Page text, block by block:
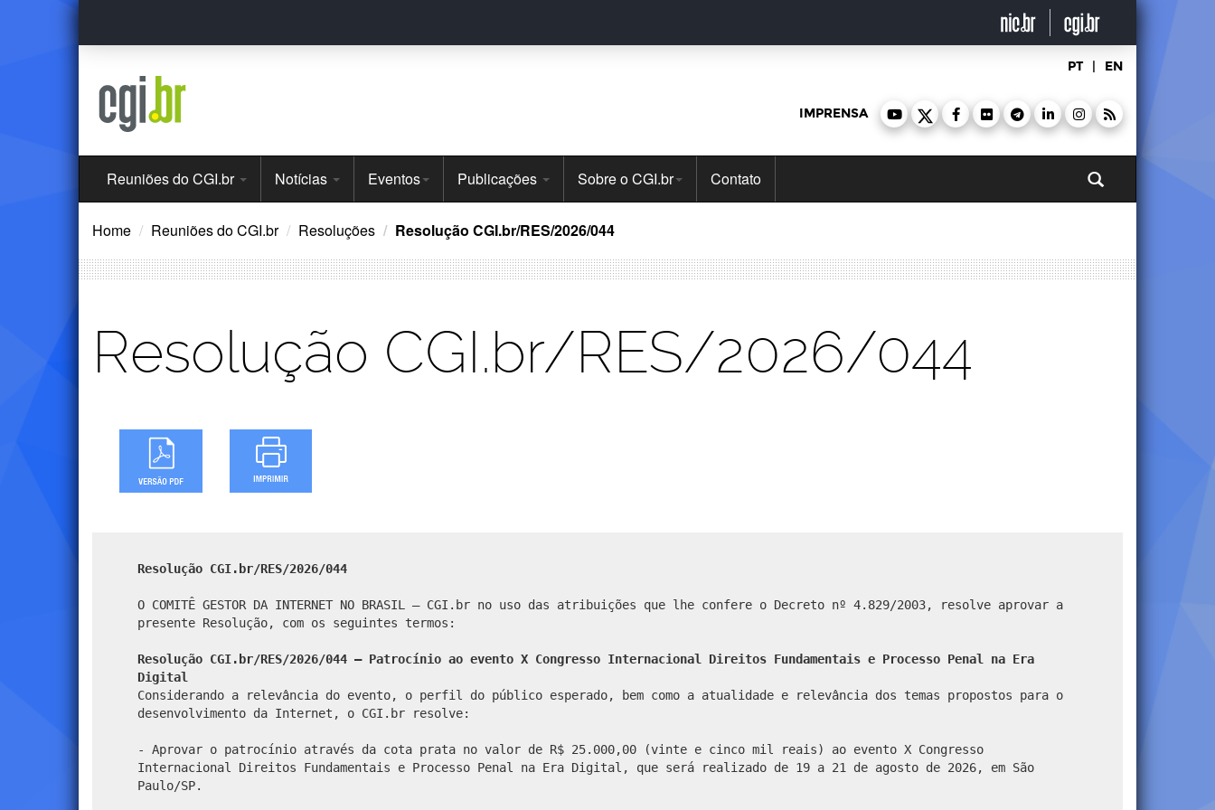
Ir
o
PT | EN
IMPRENSA
Menu
Principal
Reuniões do CGI.br Notícias Eventos Publicações Sobre o CGI.br Contato
Home Reuniões do CGI.br Resoluções Resolução CGI.br/RES/2026/044
Resolução CGI.br/RES/2026/044
Resolução CGI.br/RES/2026/044
O COMITÊ GESTOR DA INTERNET NO BRASIL – CGI.br no uso das atribuições que lhe confere o Decreto nº 4.829/2003, resolve aprovar a
presente Resolução, com os seguintes termos:
Resolução CGI.br/RES/2026/044 – Patrocínio ao evento X Congresso Internacional Direitos Fundamentais e Processo Penal na Era
Digital
Considerando a relevância do evento, o perfil do público esperado, bem como a atualidade e relevância dos temas propostos para o
desenvolvimento da Internet, o CGI.br resolve:
- Aprovar o patrocínio através da cota prata no valor de R$ 25.000,00 (vinte e cinco mil reais) ao evento X Congresso
Internacional Direitos Fundamentais e Processo Penal na Era Digital, que será realizado de 19 a 21 de agosto de 2026, em São
Paulo/SP.